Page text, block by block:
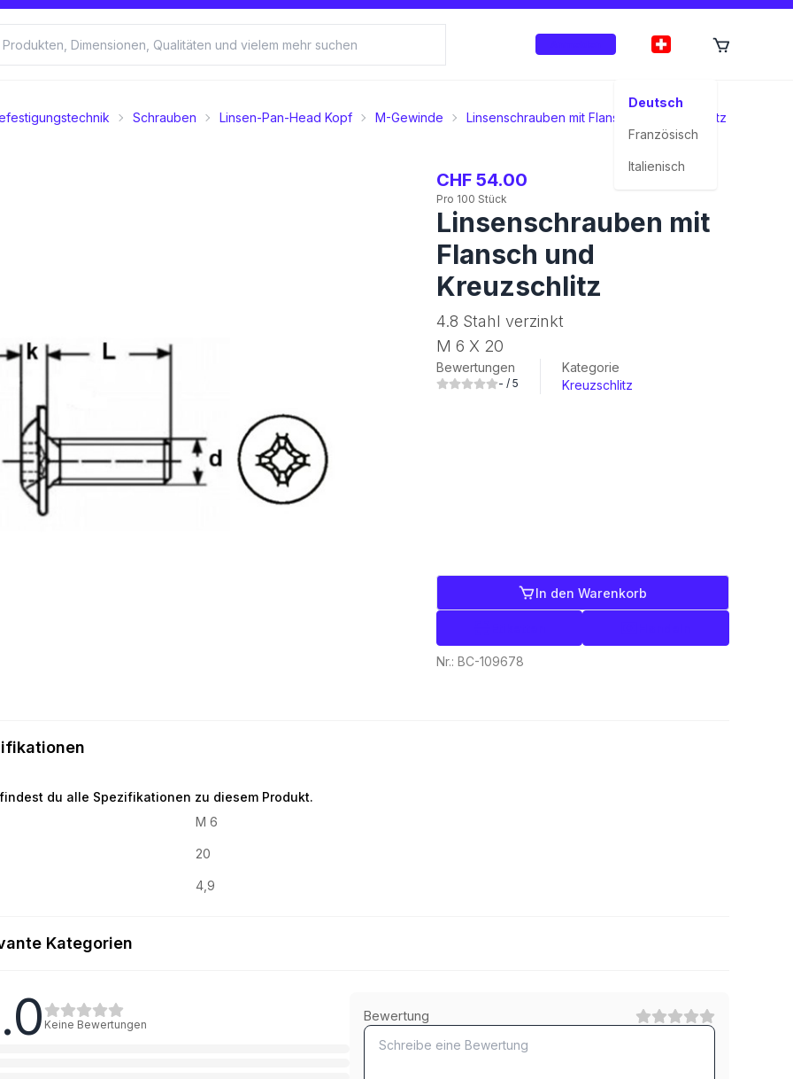
Deutsch
Französisch
Italienisch
Schrauben Linsen-Pan-Head Kopf M-Gewinde Linsenschrauben mit Flansch Kreuzschlitz
CHF 54.00
Pro 100 Stück
Linsenschrauben mit
Flansch und
Kreuzschlitz
4.8 Stahl verzinkt
M 6 X 20
Bewertungen
- / 5
Kategorie
Kreuzschlitz
In den Warenkorb
Nr.: BC-109678
du alle Spezifikationen zu diesem Produkt.
M 6
20
4,9
Kategorien
Innensechskant
1 Kategorie
Torx
1 Kategorie
Bewertung
Keine Bewertungen